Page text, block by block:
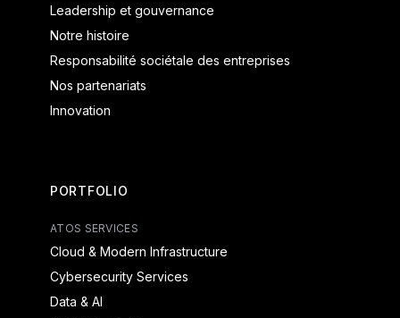
Leadership et gouvernance
Notre histoire
Responsabilité sociétale des entreprises
Nos partenariats
Innovation
PORTFOLIO
ATOS SERVICES
Cloud & Modern Infrastructure
Cybersecurity Services
Data & AI